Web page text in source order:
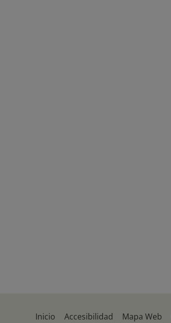
Inicio Accesibilidad Mapa Web